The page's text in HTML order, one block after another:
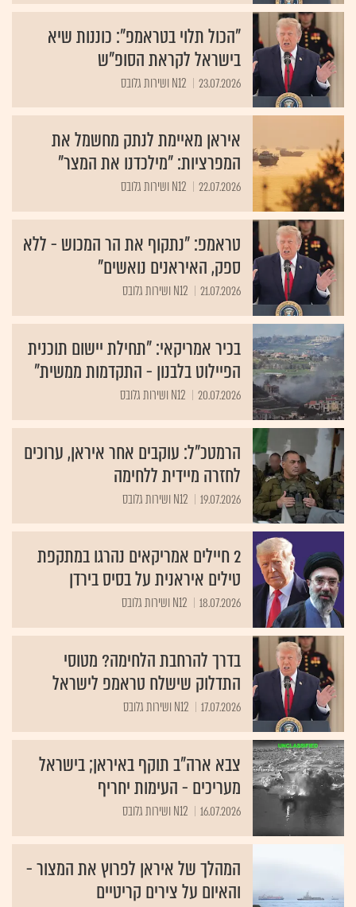
"הכול תלוי בטראמפ": כוננות שיא
בישראל לקראת הסופ"ש
23.07.2026 N12 ושירות גלובס
איראן מאיימת לנתק מחשמל את
המפרציות: "מילכדנו את המצר"
22.07.2026 N12 ושירות גלובס
טראמפ: "נתקוף את הר המכוש - ללא
ספק, האיראנים נואשים"
21.07.2026 N12 ושירות גלובס
בכיר אמריקאי: "תחילת יישום תוכנית
הפיילוט בלבנון - התקדמות ממשית"
20.07.2026 N12 ושירות גלובס
הרמטכ"ל: עוקבים אחר איראן, ערוכים
לחזרה מיידית ללחימה
19.07.2026 N12 ושירות גלובס
2 חיילים אמריקאים נהרגו במתקפת
טילים איראנית על בסיס בירדן
18.07.2026 N12 ושירות גלובס
בדרך להרחבת הלחימה? מטוסי
התדלוק שישלח טראמפ לישראל
17.07.2026 N12 ושירות גלובס
צבא ארה"ב תוקף באיראן; בישראל
מעריכים - העימות יחריף
16.07.2026 N12 ושירות גלובס
המהלך של איראן לפרוץ את המצור -
והאיום על צירים קריטיים